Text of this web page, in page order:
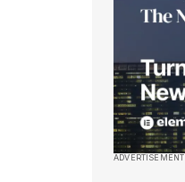
ADVERTISEMENT